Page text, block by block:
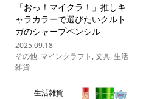
「おっ！マイクラ！」推しキ
ャラカラーで選びたいクルト
ガのシャープペンシル
2025.09.18
その他, マインクラフト ,文具,生活
雑貨
生活雑貨